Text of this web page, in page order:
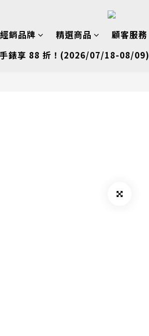
經銷品牌
精選商品 顧客服務
錶享 88 折！(2026/07/18-08/09)